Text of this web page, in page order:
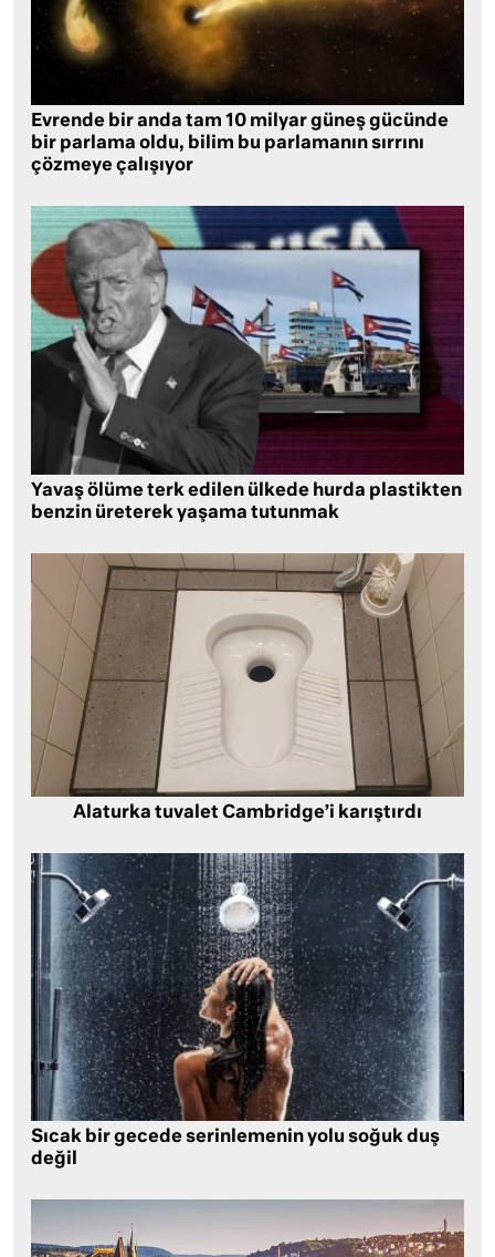
Evrende bir anda tam 10 milyar güneş gücünde
bir parlama oldu, bilim bu parlamanın sırrını
çözmeye çalışıyor
Yavaş ölüme terk edilen ülkede hurda plastikten
benzin üreterek yaşama tutunmak
Alaturka tuvalet Cambridge’i karıştırdı
Sıcak bir gecede serinlemenin yolu soğuk duş
değil